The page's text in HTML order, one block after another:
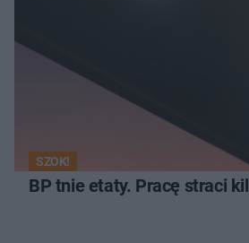
SZOK!
BP tnie etaty. Pracę straci